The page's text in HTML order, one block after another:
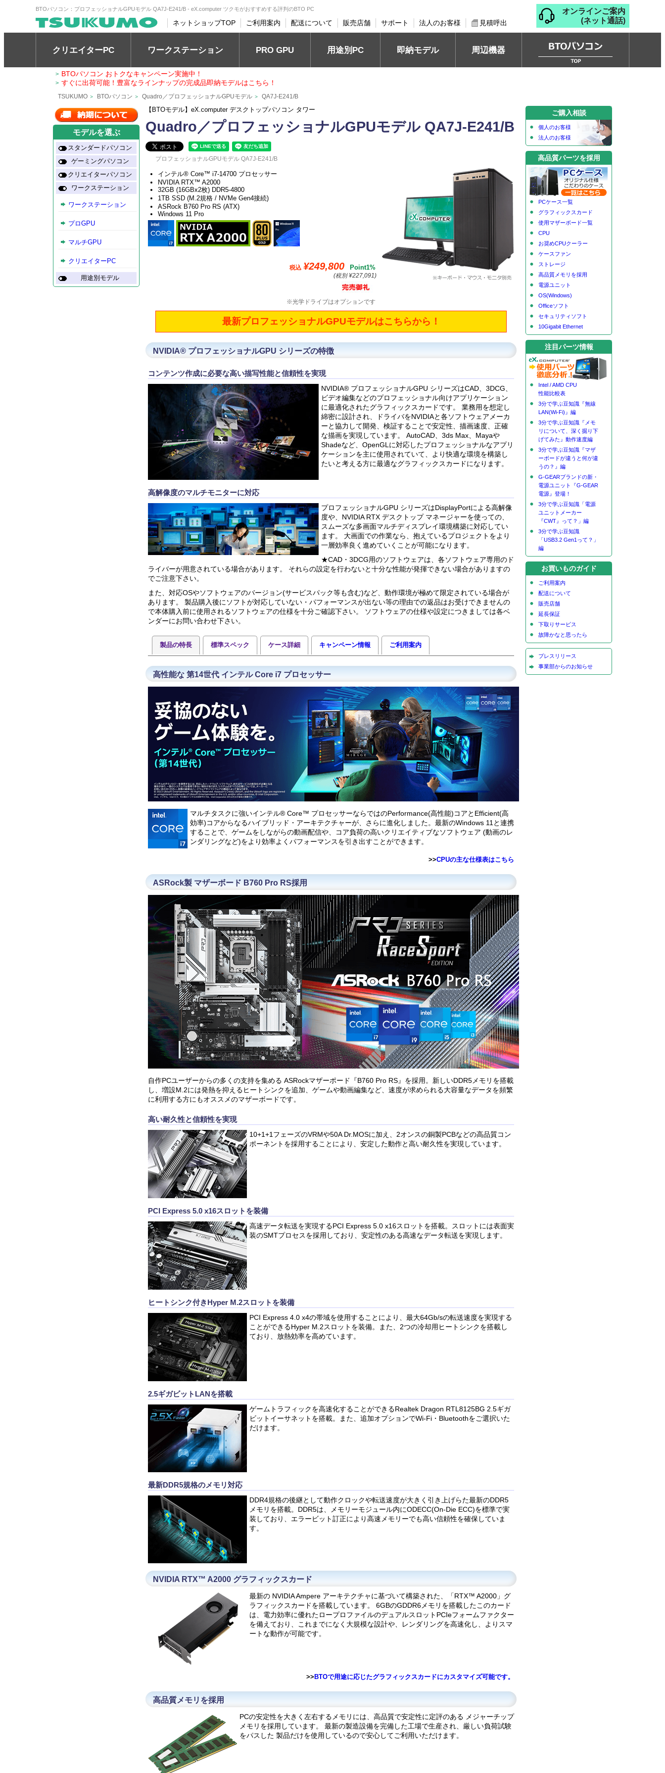
BTOパソコン：プロフェッショナルGPUモデル QA7J-E241/B - eX.computer ツクモがおすすめする評判のBTO PC
ネットショップTOP ご利用案内 配送について 販売店舗 サポート 法人のお客様 見積呼出
オンラインご案内
(ネット通話)
クリエイターPC ワークステーション PRO GPU 用途別PC 即納モデル 周辺機器
> BTOパソコン おトクなキャンペーン実施中！
> すぐに出荷可能！豊富なラインナップの完成品即納モデルはこちら！
TSUKUMO > BTOパソコン > Quadro／プロフェッショナルGPUモデル > QA7J-E241/B
【BTOモデル】eX.computer デスクトップパソコン タワー
Quadro／プロフェッショナルGPUモデル QA7J-E241/B
プロフェッショナルGPUモデル QA7J-E241/B
インテル® Core™ i7-14700 プロセッサー
NVIDIA RTX™ A2000
32GB (16GBx2枚) DDR5-4800
1TB SSD (M.2規格 / NVMe Gen4接続)
ASRock B760 Pro RS (ATX)
Windows 11 Pro
税込 ¥249,800 Point1%
(税別 ¥227,091)
※光学ドライブはオプションです
最新プロフェッショナルGPUモデルはこちらから！
NVIDIA® プロフェッショナルGPU シリーズの特徴
コンテンツ作成に必要な高い描写性能と信頼性を実現
NVIDIA® プロフェッショナルGPU シリーズはCAD、3DCG、
ビデオ編集などのプロフェッショナル向けアプリケーション
に最適化されたグラフィックスカードです。 業務用を想定し
綿密に設計され、ドライバをNVIDIAと各ソフトウェアメーカ
ーと協力して開発、検証することで安定性、描画速度、正確
な描画を実現しています。 AutoCAD、3ds Max、Mayaや
Shadeなど、OpenGLに対応したプロフェッショナルなアプリ
ケーションを主に使用されていて、より快適な環境を構築し
たいと考える方に最適なグラフィックスカードになります。
高解像度のマルチモニターに対応
プロフェッショナルGPU シリーズはDisplayPortによる高解像
度や、NVIDIA RTX デスクトップ マネージャーを使っての、
スムーズな多画面マルチディスプレイ環境構築に対応してい
ます。 大画面での作業なら、抱えているプロジェクトをより
一層効率良く進めていくことが可能になります。
★CAD・3DCG用のソフトウェアは、各ソフトウェア専用のド
ライバーが用意されている場合があります。 それらの設定を行わないと十分な性能が発揮できない場合がありますの
でご注意下さい。
また、対応OSやソフトウェアのバージョン(サービスパック等も含む)など、動作環境が極めて限定されている場合が
あります。 製品購入後にソフトが対応していない・パフォーマンスが出ない等の理由での返品はお受けできませんの
で本体購入前に使用されるソフトウェアの仕様を十分ご確認下さい。 ソフトウェアの仕様や設定につきましては各ベ
ンダーにお問い合わせ下さい。
製品の特長 標準スペック ケース詳細 キャンペーン情報 ご利用案内
高性能な 第14世代 インテル Core i7 プロセッサー
マルチタスクに強いインテル® Core™ プロセッサーならではのPerformance(高性能)コアとEfficient(高
効率)コアからなるハイブリッド・アーキテクチャーが、さらに進化しました。最新のWindows 11と連携
することで、ゲームをしながらの動画配信や、コア負荷の高いクリエイティブなソフトウェア (動画のレ
ンダリングなど)をより効率よくパフォーマンスを引き出すことができます。
>>CPUの主な仕様表はこちら
ASRock製 マザーボード B760 Pro RS採用
自作PCユーザーからの多くの支持を集める ASRockマザーポード『B760 Pro RS』を採用。新しいDDR5メモリを搭載
し、増設M.2には発熱を抑えるヒートシンクを追加、ゲームや動画編集など、速度が求められる大容量なデータを頻繁
に利用する方にもオススメのマザーボードです。
高い耐久性と信頼性を実現
10+1+1フェーズのVRMや50A Dr.MOSに加え、2オンスの銅製PCBなどの高品質コン
ポーネントを採用することにより、安定した動作と高い耐久性を実現しています。
PCI Express 5.0 x16スロットを装備
高速データ転送を実現するPCI Express 5.0 x16スロットを搭載。スロットには表面実
装のSMTプロセスを採用しており、安定性のある高速なデータ転送を実現します。
ヒートシンク付きHyper M.2スロットを装備
PCI Express 4.0 x4の帯域を使用することにより、最大64Gb/sの転送速度を実現する
ことができるHyper M.2スロットを装備。また、2つの冷却用ヒートシンクを搭載し
ており、放熱効率を高めています。
2.5ギガビットLANを搭載
ゲームトラフィックを高速化することができるRealtek Dragon RTL8125BG 2.5ギガ
ビットイーサネットを搭載。また、追加オプションでWi-Fi・Bluetoothをご選択いた
だけます。
最新DDR5規格のメモリ対応
DDR4規格の後継として動作クロックや転送速度が大きく引き上げらた最新のDDR5
メモリを搭載。DDR5は、メモリーモジュール内にODECC(On-Die ECC)を標準で実
装しており、エラービット訂正により高速メモリーでも高い信頼性を確保していま
す。
NVIDIA RTX™ A2000 グラフィックスカード
最新の NVIDIA Ampere アーキテクチャに基づいて構築された、「RTX™ A2000」グ
ラフィックスカードを搭載しています。 6GBのGDDR6メモリを搭載したこのカード
は、電力効率に優れたロープロファイルのデュアルスロットPCIeフォームファクター
を備えており、これまでになく大規模な設計や、レンダリングを高速化し、よりスマ
ートな動作が可能です。
>> BTOで用途に応じたグラフィックスカードにカスタマイズ可能です。
高品質メモリを採用
PCの安定性を大きく左右するメモリには、高品質で安定性に定評のある メジャーチップ
メモリを採用しています。 最新の製造設備を完備した工場で生産され、厳しい負荷試験
をパスした 製品だけを使用しているので安心してご利用いただけます。
モデルを選ぶ
スタンダードパソコン
ゲーミングパソコン
クリエイターパソコン
ワークステーション
ワークステーション
プロGPU
マルチGPU
クリエイターPC
用途別モデル
ご購入相談
個人のお客様
法人のお客様
高品質パーツを採用
PCケース一覧
グラフィックスカード
使用マザーボード一覧
CPU
お奨めCPUクーラー
ケースファン
ストレージ
高品質メモリを採用
電源ユニット
OS(Windows)
Officeソフト
セキュリティソフト
10Gigabit Ethernet
注目パーツ情報
Intel / AMD CPU
性能比較表
3分で学ぶ豆知識『無線
LAN(Wi-Fi)』編
3分で学ぶ豆知識『メモ
リについて、深く掘り下
げてみた』動作速度編
3分で学ぶ豆知識『マザ
ーボードが違うと何が違
うの？』編
G-GEARブランドの新・
電源ユニット『G-GEAR
電源』登場！
3分で学ぶ豆知識「電源
ユニットメーカー
『CWT』って？」編
3分で学ぶ豆知識
「USB3.2 Gen1って？」
編
お買いものガイド
ご利用案内
配送について
販売店舗
延長保証
下取りサービス
故障かなと思ったら
プレスリリース
事業部からのお知らせ